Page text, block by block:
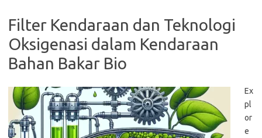
Filter Kendaraan dan Teknologi
Oksigenasi dalam Kendaraan
Bahan Bakar Bio
Ex
pl
or
e